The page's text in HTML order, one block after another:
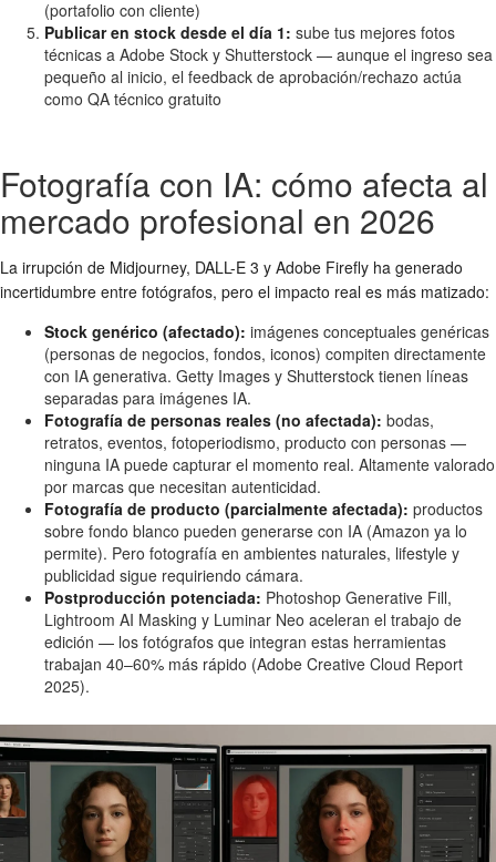
(portafolio con cliente)
Publicar en stock desde el día 1: sube tus mejores fotos
técnicas a Adobe Stock y Shutterstock — aunque el ingreso sea
pequeño al inicio, el feedback de aprobación/rechazo actúa
como QA técnico gratuito
Fotografía con IA: cómo afecta al
mercado profesional en 2026
La irrupción de Midjourney, DALL-E 3 y Adobe Firefly ha generado
incertidumbre entre fotógrafos, pero el impacto real es más matizado:
Stock genérico (afectado): imágenes conceptuales genéricas
(personas de negocios, fondos, iconos) compiten directamente
con IA generativa. Getty Images y Shutterstock tienen líneas
separadas para imágenes IA.
Fotografía de personas reales (no afectada): bodas,
retratos, eventos, fotoperiodismo, producto con personas —
ninguna IA puede capturar el momento real. Altamente valorado
por marcas que necesitan autenticidad.
Fotografía de producto (parcialmente afectada): productos
sobre fondo blanco pueden generarse con IA (Amazon ya lo
permite). Pero fotografía en ambientes naturales, lifestyle y
publicidad sigue requiriendo cámara.
Postproducción potenciada: Photoshop Generative Fill,
Lightroom AI Masking y Luminar Neo aceleran el trabajo de
edición — los fotógrafos que integran estas herramientas
trabajan 40–60% más rápido (Adobe Creative Cloud Report
2025).